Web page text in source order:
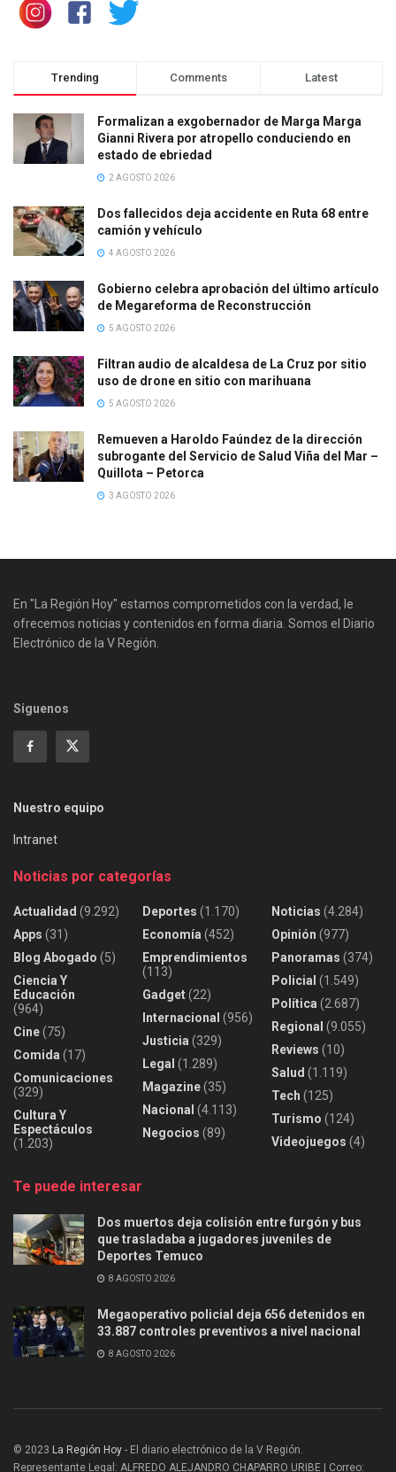
Trending Comments Latest
Formalizan a exgobernador de Marga Marga
Gianni Rivera por atropello conduciendo en
estado de ebriedad
2 AGOSTO 2026
Dos fallecidos deja accidente en Ruta 68 entre
camión y vehículo
4 AGOSTO 2026
Gobierno celebra aprobación del último artículo
de Megareforma de Reconstrucción
5 AGOSTO 2026
Filtran audio de alcaldesa de La Cruz por sitio
uso de drone en sitio con marihuana
5 AGOSTO 2026
Remueven a Haroldo Faúndez de la dirección
subrogante del Servicio de Salud Viña del Mar –
Quillota – Petorca
3 AGOSTO 2026
En "La Región Hoy" estamos comprometidos con la verdad, le
ofrecemos noticias y contenidos en forma diaria. Somos el Diario
Electrónico de la V Región.
Siguenos
Nuestro equipo
Intranet
Noticias por categorías
Actualidad (9.292)
Apps (31)
Blog Abogado (5)
Ciencia Y
Educación
(964)
Cine(75)
Comida (17)
Comunicaciones
(329)
Cultura Y
Espectáculos
(1.203)
Deportes (1.170)
Economía (452)
Emprendimientos
(113)
Gadget(22)
Internacional (956)
Justicia (329)
Legal (1.289)
Magazine(35)
Nacional (4.113)
Negocios (89)
Noticias (4.284)
Opinión (977)
Panoramas (374)
Policial (1.549)
Política (2.687)
Regional (9.055)
Reviews (10)
Salud (1.119)
Tech (125)
Turismo (124)
Videojuegos (4)
Te puede interesar
Dos muertos deja colisión entre furgón y bus
que trasladaba a jugadores juveniles de
Deportes Temuco
8 AGOSTO 2026
Megaoperativo policial deja 656 detenidos en
33.887 controles preventivos a nivel nacional
8 AGOSTO 2026
© 2023 La Región Hoy - El diario electrónico de la V Región.
Representante Legal: ALFREDO ALEJANDRO CHAPARRO URIBE | Correo: